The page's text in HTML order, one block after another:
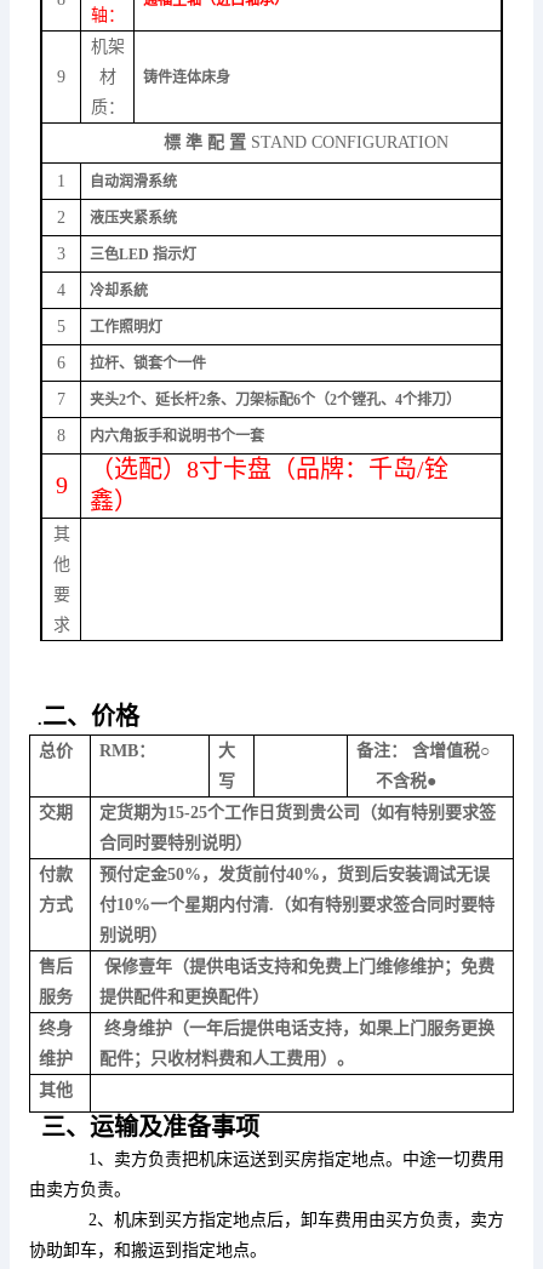
轴：
9
机架
材
质：
铸件连体床身
標 準 配 置 STAND CONFIGURATION
1 自动润滑系统
2 液压夹紧系统
3 三色LED 指示灯
4 冷却系統
5 工作照明灯
6 拉杆、锁套个一件
7 夹头2个、延长杆2条、刀架标配6个（2个镗孔、4个排刀）
8 内六角扳手和说明书个一套
9
（选配）8寸卡盘（品牌：千岛/铨
鑫）
其
他
要
求
.二、价格
总价 RMB：
大
写
备注： 含增值税○
不含税●
交期
定货期为15-25个工作日货到贵公司（如有特别要求签
合同时要特别说明）
付款
方式
预付定金50%，发货前付40%，货到后安装调试无误
付10%一个星期内付清.（如有特别要求签合同时要特
别说明）
售后
服务
保修壹年（提供电话支持和免费上门维修维护；免费
提供配件和更换配件）
终身
维护
终身维护（一年后提供电话支持，如果上门服务更换
配件；只收材料费和人工费用）。
其他
三、运输及准备事项
1、卖方负责把机床运送到买房指定地点。中途一切费用
由卖方负责。
2、机床到买方指定地点后，卸车费用由买方负责，卖方
协助卸车，和搬运到指定地点。